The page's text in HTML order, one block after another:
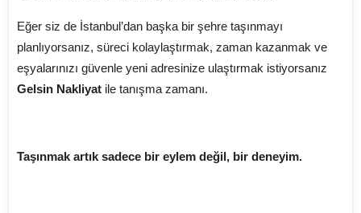
Eğer siz de İstanbul’dan başka bir şehre taşınmayı
planlıyorsanız, süreci kolaylaştırmak, zaman kazanmak ve
eşyalarınızı güvenle yeni adresinize ulaştırmak istiyorsanız
Gelsin Nakliyat ile tanışma zamanı.
Taşınmak artık sadece bir eylem değil, bir deneyim.